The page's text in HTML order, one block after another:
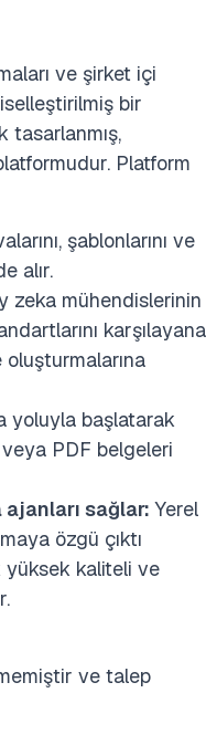
ve şirket içi
bir
tasarlanmış,
Platform
şablonlarını ve
alır.
zeka mühendislerinin
karşılayana
oluşturmalarına
yoluyla başlatarak
PDF belgeleri
ajanları sağlar: Yerel
özgü çıktı
yüksek kaliteli ve
ve talep